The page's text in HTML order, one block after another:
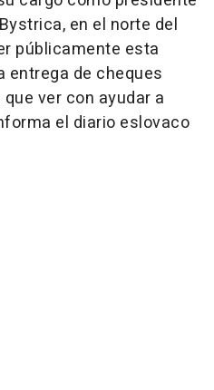
en el norte del
públicamente esta
entrega de cheques
ver con ayudar a
el diario eslovaco